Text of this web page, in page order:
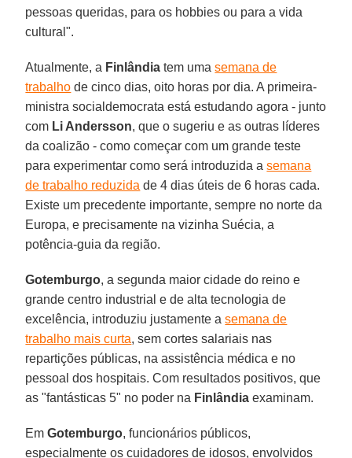
pessoas queridas, para os hobbies ou para a vida
cultural".
Atualmente, a Finlândia tem umasemana de
trabalho de cinco dias, oito horas por dia. A primeira-
ministra socialdemocrata está estudando agora - junto
com Li Andersson, que o sugeriu e as outras líderes
da coalizão - como começar com um grande teste
para experimentar como será introduzida asemana
de trabalho reduzida de 4 dias úteis de 6 horas cada.
Existe um precedente importante, sempre no norte da
Europa, e precisamente na vizinha Suécia, a
potência-guia da região.
Gotemburgo, a segunda maior cidade do reino e
grande centro industrial e de alta tecnologia de
excelência, introduziu justamente asemana de
trabalho mais curta, sem cortes salariais nas
repartições públicas, na assistência médica e no
pessoal dos hospitais. Com resultados positivos, que
as "fantásticas 5" no poder na Finlândia examinam.
EmGotemburgo, funcionários públicos,
especialmente os cuidadores de idosos, envolvidos